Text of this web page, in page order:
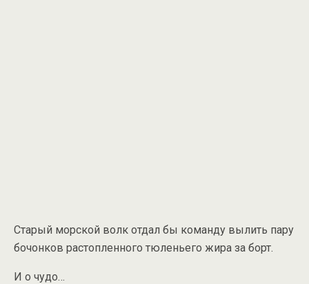
Старый морской волк отдал бы команду вылить пару
бочонков растопленного тюленьего жира за борт.
И о чудо…